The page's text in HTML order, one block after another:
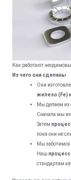
Как работают
Из чего они сделаны
Они
железо (Fe)
Мы делаем их
Сначала мы
Затем
пока они не
Мы
Наш
стандартам